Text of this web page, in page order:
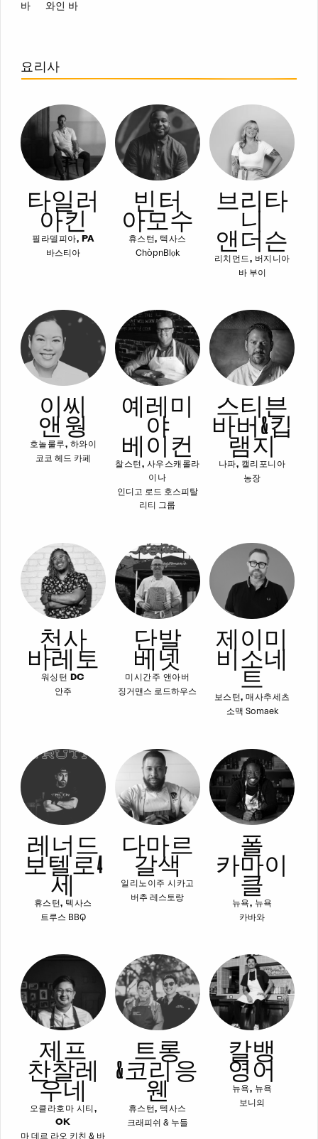
바
와인 바
요리사
타일러
아킨
필라델피아, PA
바스티아
빈 터
아모수
휴스턴, 텍사스
ChòpnBlọk
브리타
니
앤더슨
리치먼드, 버지니아
바 부이
이씨
앤 웡
호놀룰루, 하와이
코코 헤드 카페
예레미
야
베이컨
찰스턴, 사우스캐롤라
이나
인디고 로드 호스피탈
리티 그룹
스티븐
바버 & 킵
램지
나파, 캘리포니아
농장
천사
바레토
워싱턴 DC
안주
단발
베넷
미시간주 앤아버
징거맨스 로드하우스
제이미
비소네
트
보스턴, 매사추세츠
소맥 Somaek
레너드
보텔로 4
세
휴스턴, 텍사스
트루스 BBQ
다마르
갈색
일리노이주 시카고
버추 레스토랑
폴
카마이
클
뉴욕, 뉴욕
카바와
제프
찬찰레
우네
오클라호마 시티,
OK
마 데르 라오 키친 & 바
트롱
& 코리 응
웬
휴스턴, 텍사스
크래피쉬 & 누들
칼뱅
영어
뉴욕, 뉴욕
보니의